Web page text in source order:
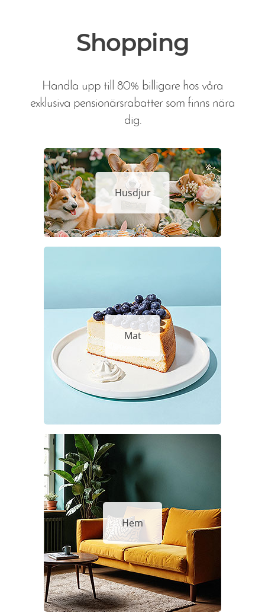
Shopping
Handla upp till 80% billigare hos våra
exklusiva pensionärsrabatter som finns nära
dig.
Husdjur
Hem
Mat